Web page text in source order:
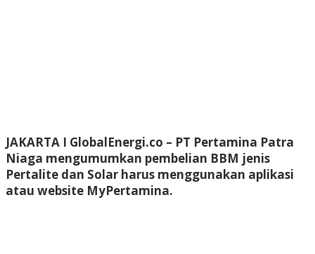
JAKARTA I GlobalEnergi.co – PT Pertamina Patra
Niaga mengumumkan pembelian BBM jenis
Pertalite dan Solar harus menggunakan aplikasi
atau website MyPertamina.